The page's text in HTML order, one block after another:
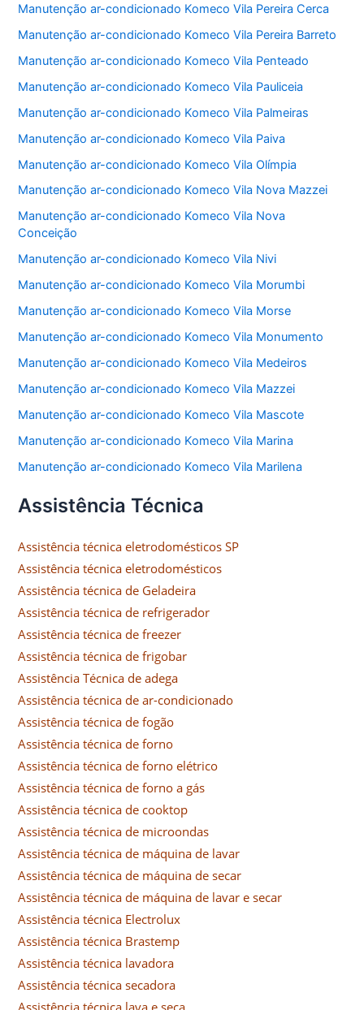
Manutenção ar-condicionado Komeco Vila Pereira Cerca
Manutenção ar-condicionado Komeco Vila Pereira Barreto
Manutenção ar-condicionado Komeco Vila Penteado
Manutenção ar-condicionado Komeco Vila Pauliceia
Manutenção ar-condicionado Komeco Vila Palmeiras
Manutenção ar-condicionado Komeco Vila Paiva
Manutenção ar-condicionado Komeco Vila Olímpia
Manutenção ar-condicionado Komeco Vila Nova Mazzei
Manutenção ar-condicionado Komeco Vila Nova
Conceição
Manutenção ar-condicionado Komeco Vila Nivi
Manutenção ar-condicionado Komeco Vila Morumbi
Manutenção ar-condicionado Komeco Vila Morse
Manutenção ar-condicionado Komeco Vila Monumento
Manutenção ar-condicionado Komeco Vila Medeiros
Manutenção ar-condicionado Komeco Vila Mazzei
Manutenção ar-condicionado Komeco Vila Mascote
Manutenção ar-condicionado Komeco Vila Marina
Manutenção ar-condicionado Komeco Vila Marilena
Assistência Técnica
Assistência técnica eletrodomésticos SP
Assistência técnica eletrodomésticos
Assistência técnica de Geladeira
Assistência técnica de refrigerador
Assistência técnica de freezer
Assistência técnica de frigobar
Assistência Técnica de adega
Assistência técnica de ar-condicionado
Assistência técnica de fogão
Assistência técnica de forno
Assistência técnica de forno elétrico
Assistência técnica de forno a gás
Assistência técnica de cooktop
Assistência técnica de microondas
Assistência técnica de máquina de lavar
Assistência técnica de máquina de secar
Assistência técnica de máquina de lavar e secar
Assistência técnica Electrolux
Assistência técnica Brastemp
Assistência técnica lavadora
Assistência técnica secadora